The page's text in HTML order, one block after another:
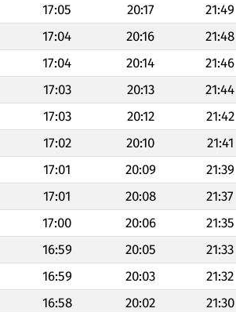
17:05 20:17
21:49
17:04 20:16
21:48
17:04 20:14
21:46
17:03 20:13
21:44
17:03 20:12
21:42
17:02 20:10
21:41
17:01 20:09
21:39
17:01 20:08
21:37
17:00 20:06
21:35
16:59 20:05
21:33
16:59 20:03
21:32
16:58 20:02
21:30